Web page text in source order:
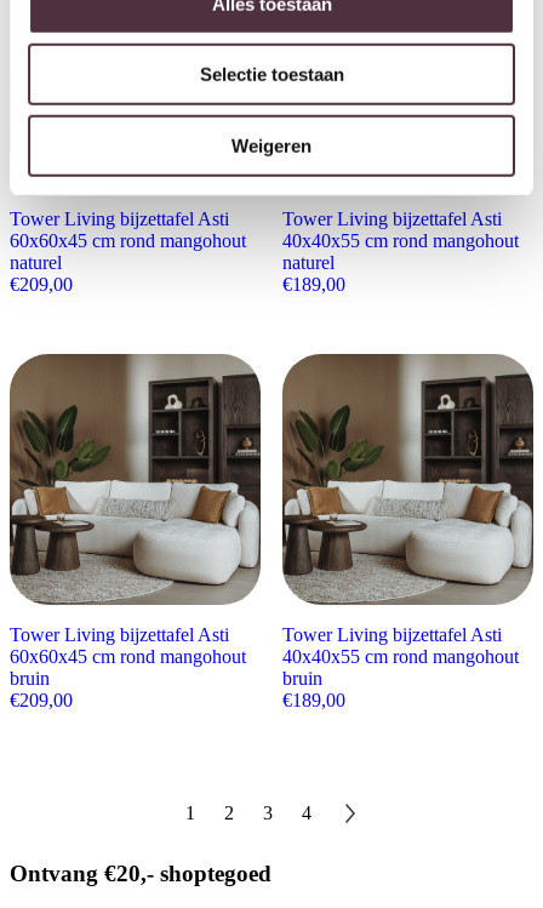
Selectie toestaan
Weigeren
Tower Living bijzettafel Asti
60x60x45 cm rond mangohout
naturel
€209,00
Tower Living bijzettafel Asti
40x40x55 cm rond mangohout
naturel
€189,00
Tower Living bijzettafel Asti
60x60x45 cm rond mangohout
bruin
€209,00
Tower Living bijzettafel Asti
40x40x55 cm rond mangohout
bruin
€189,00
1 2 3 4
Ontvang €20,- shoptegoed